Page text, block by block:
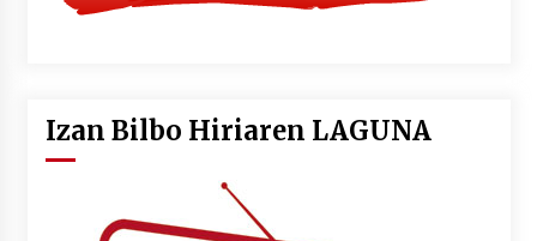
Izan Bilbo Hiriaren LAGUNA